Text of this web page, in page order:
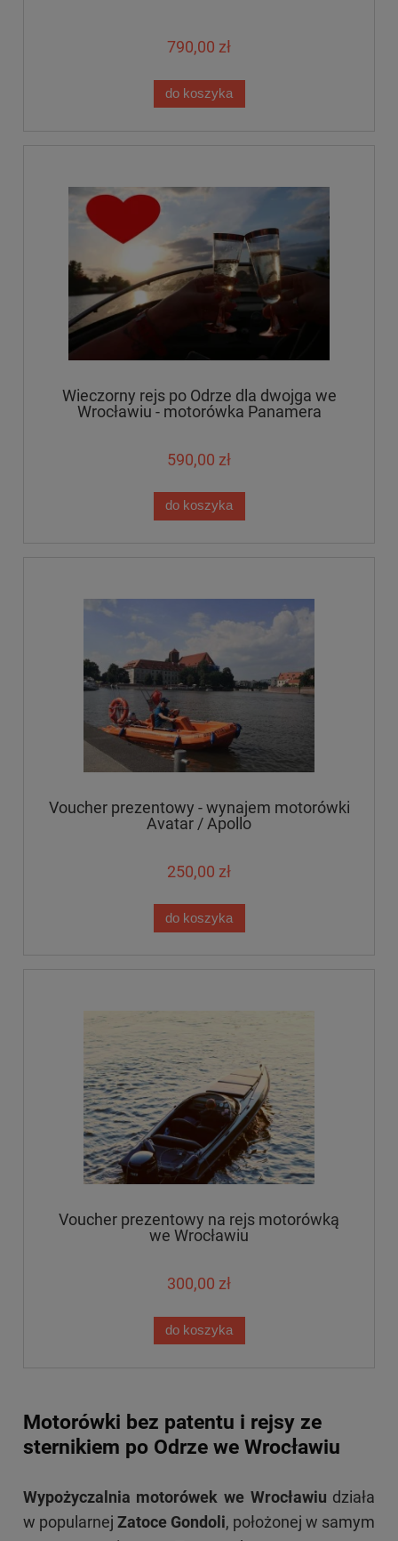
790,00 zł
do koszyka
Wieczorny rejs po Odrze dla dwojga we
Wrocławiu - motorówka Panamera
590,00 zł
do koszyka
Voucher prezentowy - wynajem motorówki
Avatar / Apollo
250,00 zł
do koszyka
Voucher prezentowy na rejs motorówką
we Wrocławiu
300,00 zł
do koszyka
Motorówki bez patentu i rejsy ze
sternikiem po Odrze we Wrocławiu
Wypożyczalnia motorówek we Wrocławiu działa
w popularnej Zatoce Gondoli, położonej w samym